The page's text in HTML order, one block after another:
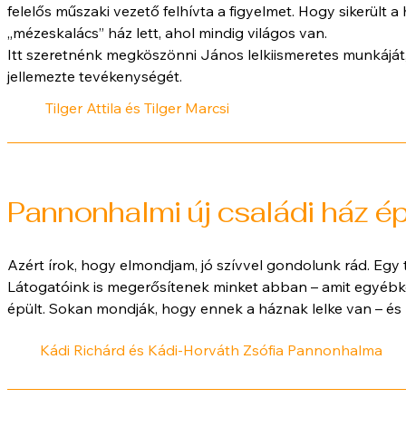
felelős műszaki vezető felhívta a figyelmet. Hogy sikerült a
„mézeskalács” ház lett, ahol mindig világos van.
Itt szeretnénk megköszönni János lelkiismeretes
jellemezte tevékenységét.
Tilger Attila és Tilger Marcsi
Pannonhalmi új családi ház
Azért írok, hogy elmondjam, jó szívvel gondolunk rád.
Látogatóink is megerősítenek minket abban – amit
épült. Sokan mondják, hogy ennek a háznak lelke van –
Kádi Richárd és Kádi-Horváth Zsófia Pannonhalma